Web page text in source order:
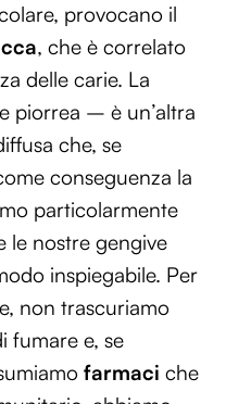
provocano il
, che è correlato
delle carie. La
piorrea – è un’altra
che, se
conseguenza la
particolarmente
le nostre gengive
inspiegabile. Per
non trascuriamo
fumare e, se
farmaci che